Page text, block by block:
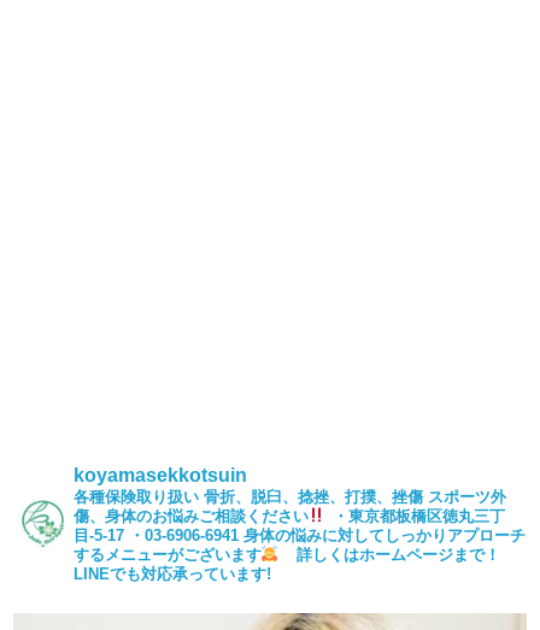
koyamasekkotsuin
各種保険取り扱い 骨折、脱臼、捻挫、打撲、挫傷 スポーツ外
傷、身体のお悩みご相談ください
・東京都板橋区徳丸三丁
目-5-17 ・03-6906-6941 身体の悩みに対してしっかりアプローチ
するメニューがございます
詳しくはホームページまで！
LINEでも対応承っています!